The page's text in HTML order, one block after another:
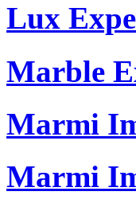
Lux
Marble
Marmi
Marmi